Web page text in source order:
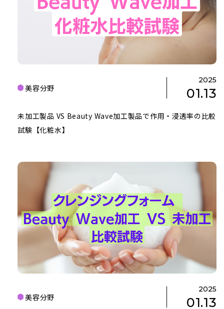
美容分野
2025
01.13
未加工製品 VS Beauty Wave加工製品で作用・浸透率の比較
試験【化粧水】
美容分野
2025
01.13